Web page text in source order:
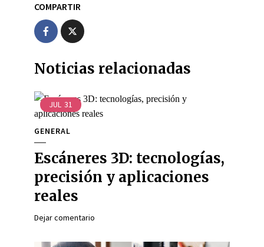
COMPARTIR
Noticias relacionadas
JUL 31
GENERAL
Escáneres 3D: tecnologías,
precisión y aplicaciones
reales
Dejar comentario